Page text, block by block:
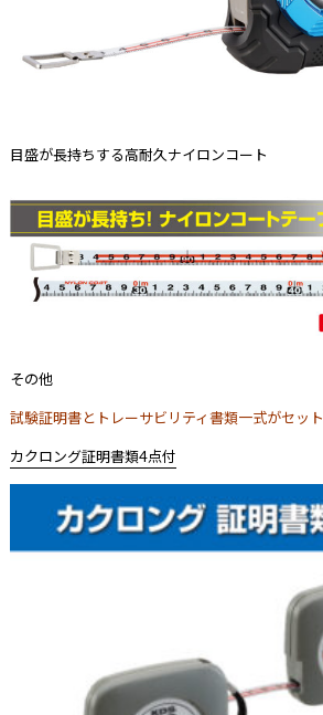
目盛が長持ちする高耐久ナイロンコート
その他
試験証明書とトレーサビリティ書類一式がセット
カクロング証明書類4点付